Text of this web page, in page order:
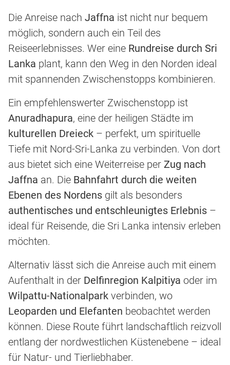
Die Anreise nach Jaffna ist nicht nur bequem
möglich, sondern auch ein Teil des
Reiseerlebnisses. Wer eine Rundreise durch Sri
Lanka plant, kann den Weg in den Norden ideal
mit spannenden Zwischenstopps kombinieren.
Ein empfehlenswerter Zwischenstopp ist
Anuradhapura, eine der heiligen Städte im
kulturellen Dreieck – perfekt, um spirituelle
Tiefe mit Nord-Sri-Lanka zu verbinden. Von dort
aus bietet sich eine Weiterreise per Zug nach
Jaffna an. Die Bahnfahrt durch die weiten
Ebenen des Nordens gilt als besonders
authentisches und entschleunigtes Erlebnis –
ideal für Reisende, die Sri Lanka intensiv erleben
möchten.
Alternativ lässt sich die Anreise auch mit einem
Aufenthalt in der Delfinregion Kalpitiya oder im
Wilpattu-Nationalpark verbinden, wo
Leoparden und Elefanten beobachtet werden
können. Diese Route führt landschaftlich reizvoll
entlang der nordwestlichen Küstenebene – ideal
für Natur- und Tierliebhaber.